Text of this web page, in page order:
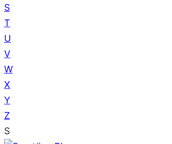
S
T
U
V
W
X
Y
Z
S